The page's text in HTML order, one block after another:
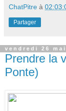
ChatPitre à
Partager
vendredi 26 mai
Prendre la
Ponte)